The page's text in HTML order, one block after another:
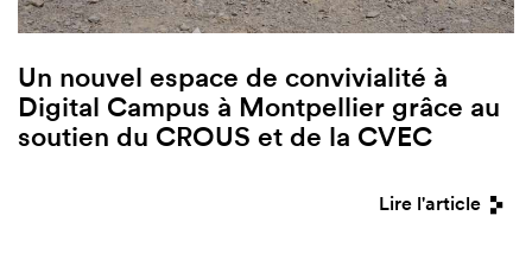
Un nouvel espace de convivialité à
Digital Campus à Montpellier grâce au
soutien du CROUS et de la CVEC
Lire l'article